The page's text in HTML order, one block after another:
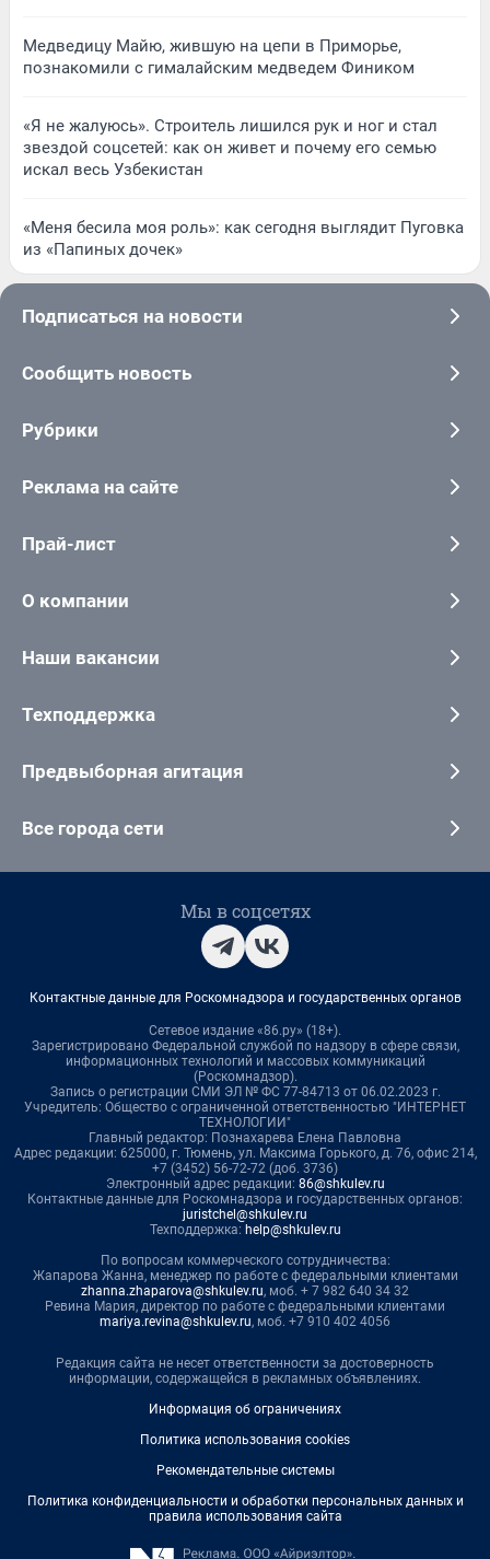
Медведицу Майю, жившую на цепи в Приморье,
познакомили с гималайским медведем Фиником
«Я не жалуюсь». Строитель лишился рук и ног и стал
звездой соцсетей: как он живет и почему его семью
искал весь Узбекистан
«Меня бесила моя роль»: как сегодня выглядит Пуговка
из «Папиных дочек»
Подписаться на новости
Сообщить новость
Рубрики
Реклама на сайте
Прай-лист
О компании
Наши вакансии
Техподдержка
Предвыборная агитация
Все города сети
Мы в соцсетях
Контактные данные для Роскомнадзора и государственных органов
Сетевое издание «86.ру» (18+).
Зарегистрировано Федеральной службой по надзору в сфере связи,
информационных технологий и массовых коммуникаций
(Роскомнадзор).
Запись о регистрации СМИ ЭЛ № ФС 77-84713 от 06.02.2023 г.
Учредитель: Общество с ограниченной ответственностью "ИНТЕРНЕТ
ТЕХНОЛОГИИ"
Главный редактор: Познахарева Елена Павловна
Адрес редакции: 625000, г. Тюмень, ул. Максима Горького, д. 76, офис 214,
+7 (3452) 56-72-72 (доб. 3736)
Электронный адрес редакции: 86@shkulev.ru
Контактные данные для Роскомнадзора и государственных органов:
juristchel@shkulev.ru
Техподдержка: help@shkulev.ru
По вопросам коммерческого сотрудничества:
Жапарова Жанна, менеджер по работе с федеральными клиентами
zhanna.zhaparova@shkulev.ru, моб. + 7 982 640 34 32
Ревина Мария, директор по работе с федеральными клиентами
mariya.revina@shkulev.ru, моб. +7 910 402 4056
Редакция сайта не несет ответственности за достоверность
информации, содержащейся в рекламных объявлениях.
Информация об ограничениях
Политика использования cookies
Рекомендательные системы
Политика конфиденциальности и обработки персональных данных и
правила использования сайта